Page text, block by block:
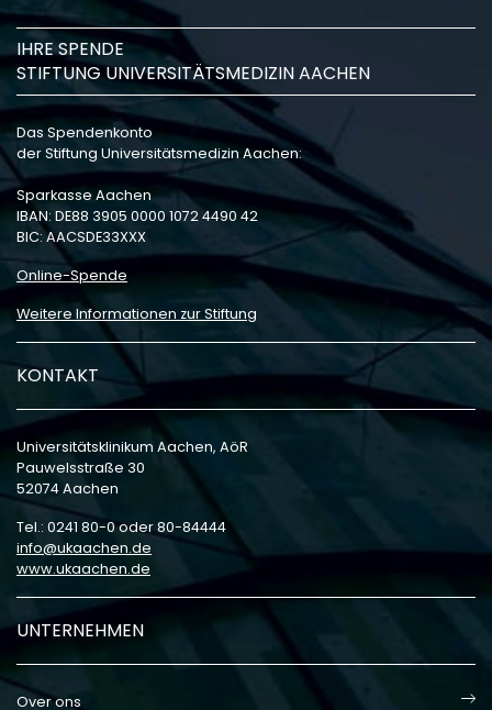
IHRE SPENDE
STIFTUNG UNIVERSITÄTSMEDIZIN AACHEN
Das Spendenkonto
der Stiftung Universitätsmedizin Aachen:
Sparkasse Aachen
IBAN: DE88 3905 0000 1072 4490 42
BIC: AACSDE33XXX
Online-Spende
Weitere Informationen zur Stiftung
KONTAKT
Universitätsklinikum Aachen, AöR
Pauwelsstraße 30
52074 Aachen
Tel.: 0241 80-0 oder 80-84444
info
ukaachen de
www.ukaachen.de
UNTERNEHMEN
Over ons